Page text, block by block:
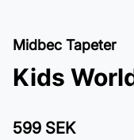
Midbec Tapeter
Kids
599 SEK